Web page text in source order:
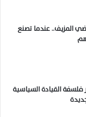
المزيف.. عندما تصنع
فلسفة القيادة السياسية